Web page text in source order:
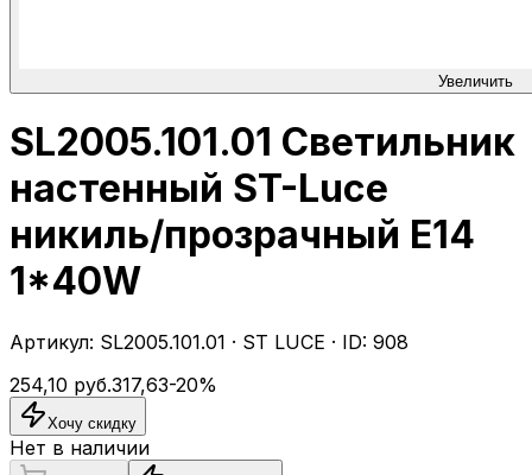
Увеличить
SL2005.101.01 Светильник
настенный ST-Luce
никиль/прозрачный E14
1*40W
Артикул: SL2005.101.01 · ST LUCE · ID: 908
254,10 руб.317,63-20%
Хочу скидку
Нет в наличии